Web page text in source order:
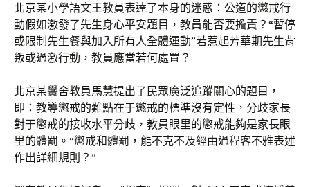
北京某小學語文王教員表達了本身的迷惑：公道的懲戒行
動假如激發了先生身心平安題目，教員能否要擔責？“暫停
或限制先生餐與加入所有人全體運動”若惹起芳華期先生背
叛或過激行動，教員應當若何處置？
北京某黌舍教員馬慧提出了民眾廣泛追蹤關心的題目，
即：教導懲戒的難點在于懲戒的標準沒有定性，分歧家長
對于懲戒的接收水平分歧，教員眼里的懲戒能夠是家長眼
里的體罰。“懲戒和體罰，能不克不及經由過程客不雅表述
作出詳細規則？”